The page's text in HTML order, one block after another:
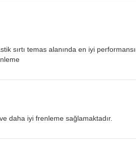
sırtı temas alanında en iyi
daha iyi frenleme sağlamaktadır.